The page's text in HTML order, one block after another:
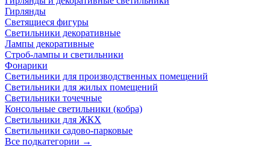
Гирлянды
Светящиеся фигуры
Светильники декоративные
Лампы декоративные
Строб-лампы и светильники
Фонарики
Светильники для производственных помещений
Светильники для жилых помещений
Светильники точечные
Консольные светильники (кобра)
Светильники для ЖКХ
Светильники садово-парковые
Все подкатегории →